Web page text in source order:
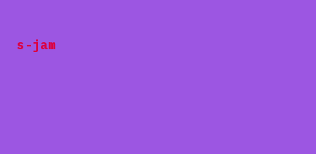
содержанию
s-jam